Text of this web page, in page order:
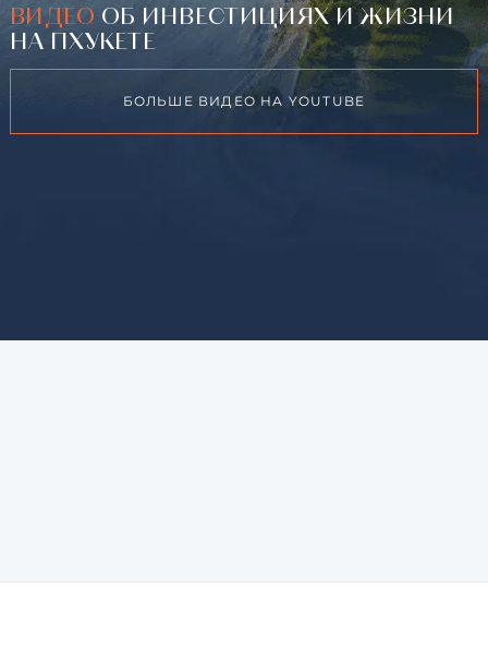
ВИДЕО ОБ ИНВЕСТИЦИЯХ И ЖИЗНИ
НА ПХУКЕТЕ
БОЛЬШЕ ВИДЕО НА YOUTUBE